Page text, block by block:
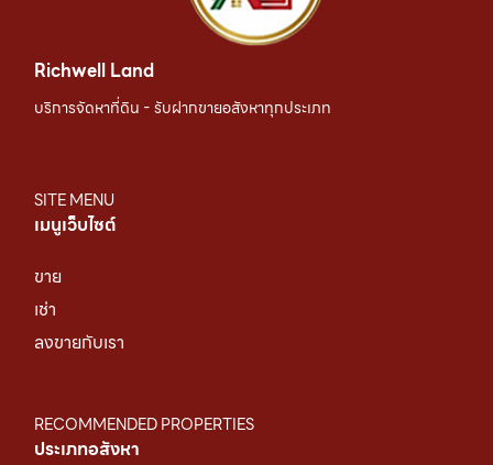
Richwell Land
บริการจัดหาที่ดิน - รับฝากขายอสังหาทุกประเภท
SITE MENU
เมนูเว็บไซต์
ขาย
เช่า
ลงขายกับเรา
RECOMMENDED PROPERTIES
ประเภทอสังหา